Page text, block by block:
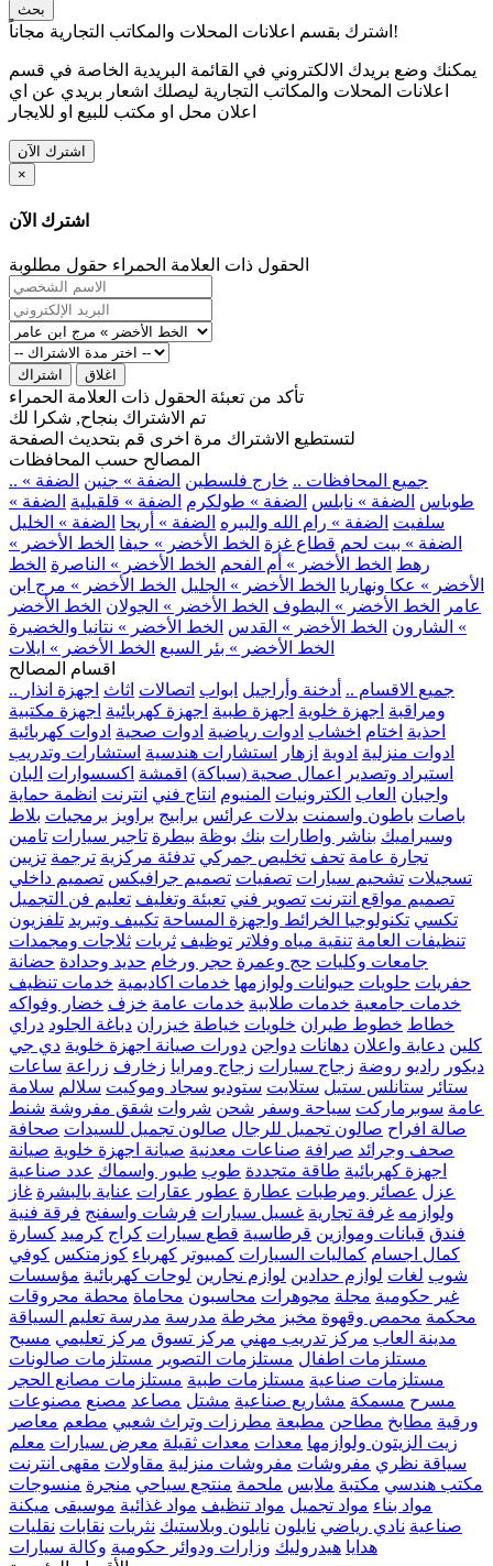
بحث
اشترك بقسم اعلانات المحلات والمكاتب التجارية مجاناً!
يمكنك وضع بريدك الالكتروني في القائمة البريدية الخاصة في قسم
اعلانات المحلات والمكاتب التجارية ليصلك اشعار بريدي عن اي
اعلان محل او مكتب للبيع او للايجار
اشترك الآن
×
اشترك الآن
الحقول ذات العلامة الحمراء حقول مطلوبة
اشتراك اغلاق
تأكد من تعبئة الحقول ذات العلامة الحمراء
تم الاشتراك بنجاح, شكرا لك
لتستطيع الاشتراك مرة اخرى قم بتحديث الصفحة
المصالح حسب المحافظات
.. جميع المحافظات .. خارج فلسطين الضفة » جنين الضفة »
طوباس الضفة » نابلس الضفة » طولكرم الضفة » قلقيلية الضفة »
سلفيت الضفة » رام الله والبيره الضفة » أريحا الضفة » الخليل
الضفة » بيت لحم قطاع غزة الخط الأخضر » حيفا الخط الأخضر »
رهط الخط الأخضر » أم الفحم الخط الأخضر » الناصرة الخط
الأخضر » عكا ونهاريا الخط الأخضر » الجليل الخط الأخضر » مرج ابن
عامر
الخط الأخضر » البطوف الخط الأخضر » الجولان الخط الأخضر
» الشارون الخط الأخضر » القدس الخط الأخضر » نتانيا والخضيرة
الخط الأخضر » بئر السبع الخط الأخضر » ايلات
اقسام المصالح
.. جميع الاقسام .. أدخنة وأراجيل ابواب اتصالات اثاث اجهزة انذار
ومراقبة اجهزة خلوية اجهزة طبية اجهزة كهربائية اجهزة مكتبية
احذية اختام اخشاب ادوات رياضية ادوات صحية ادوات كهربائية
ادوات منزلية ادوية ازهار استشارات هندسية استشارات وتدريب
استيراد وتصدير
اعمال صحية (سباكة) اقمشة اكسسوارات البان
واجبان العاب الكترونيات المنيوم انتاج فني انترنت انظمة حماية
باصات باطون واسمنت بدلات عرائس برابيج براويز برمجيات بلاط
وسيراميك بناشر واطارات بنك بوظة بيطرة تاجير سيارات تامين
تجارة عامة تحف تخليص جمركي تدفئة مركزية ترجمة تزيين
تسجيلات تشحيم سيارات تصفيات تصميم جرافيكس تصميم داخلي
تصميم مواقع انترنت تصوير فني تعبئة وتغليف تعليم فن التجميل
تكسي تكنولوجيا الخرائط واجهزة المساحة تكييف وتبريد تلفزيون
تنظيفات العامة تنقية مياه وفلاتر توظيف ثريات ثلاجات ومجمدات
جامعات وكليات حج وعمرة حجر ورخام حديد وحدادة حضانة
حفريات حلويات حيوانات ولوازمها خدمات اكاديمية خدمات تنظيف
خدمات جامعية خدمات طلابية خدمات عامة خزف خضار وفواكه
خطاط خطوط طيران خلويات خياطة خيزران دباغة الجلود دراي
كلين دعاية واعلان دهانات دواجن دورات صيانة اجهزة خلوية دي جي
ديكور راديو روضة زجاج سيارات زجاج ومرايا زخارف زراعة ساعات
ستائر ستانلس ستيل ستلايت ستوديو سجاد وموكيت سلالم سلامة
عامة سوبرماركت سياحة وسفر شحن شروات شقق مفروشة شنط
صالة افراح صالون تجميل للرجال صالون تجميل للسيدات صحافة
صحف وجرائد صرافة صناعات معدنية صيانة اجهزة خلوية صيانة
اجهزة كهربائية طاقة متجددة طوب طيور واسماك عدد صناعية
عزل عصائر ومرطبات عطارة عطور عقارات عناية بالبشرة غاز
ولوازمه غرفة تجارية غسيل سيارات فرشات واسفنج فرقة فنية
فندق قبانات وموازين قرطاسية قطع سيارات كراج كرميد كسارة
كمال اجسام كماليات السيارات كمبيوتر كهرباء كوزمتكس كوفي
شوب لغات لوازم حدادين لوازم نجارين لوحات كهربائية مؤسسات
غير حكومية مجلة مجوهرات محاسبون محاماة محطة محروقات
محكمة محمص وقهوة مخبز مخرطة مدرسة مدرسة تعليم السياقة
مدينة العاب مركز تدريب مهني مركز تسوق مركز تعليمي مسبح
مستلزمات اطفال مستلزمات التصوير مستلزمات صالونات
مستلزمات صناعية مستلزمات طبية مستلزمات مصانع الحجر
مسرح مسمكة مشاريع صناعية مشتل مصاعد مصنع مصنوعات
ورقية مطابخ مطاحن مطبعة مطرزات وتراث شعبي مطعم معاصر
زيت الزيتون ولوازمها معدات معدات ثقيلة معرض سيارات معلم
سياقة نظري مفروشات مفروشات منزلية مقاولات مقهى انترنت
مكتب هندسي مكتبة ملابس ملحمة منتجع سياحي منجرة منسوجات
مواد بناء مواد تجميل مواد تنظيف مواد غذائية موسيقى ميكنة
صناعية نادي رياضي نايلون نايلون وبلاستيك نثريات نقابات نقليات
هدايا هيدروليك وزارات ودوائر حكومية وكالة سيارات